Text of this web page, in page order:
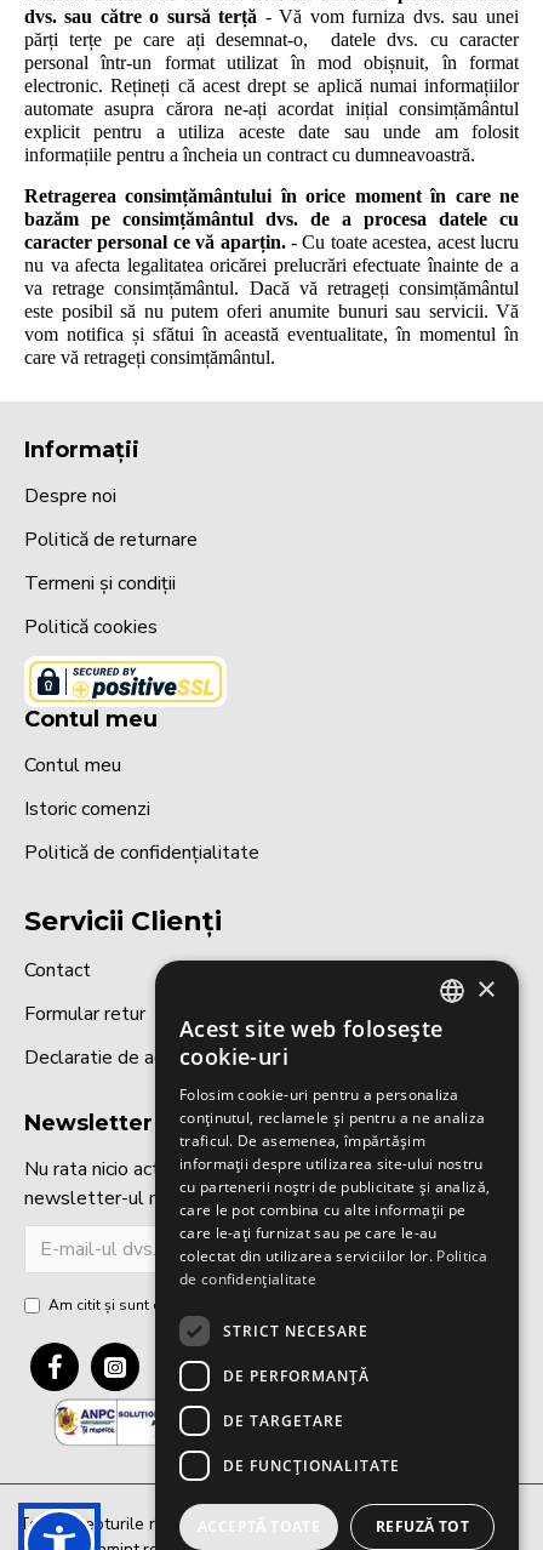
dvs. sau către o sursă terță - Vă vom furniza dvs. sau unei
părți terțe pe care ați desemnat-o, datele dvs. cu caracter
personal într-un format utilizat în mod obișnuit, în format
electronic. Rețineți că acest drept se aplică numai informațiilor
automate asupra cărora ne-ați acordat inițial consimțământul
explicit pentru a utiliza aceste date sau unde am folosit
informațiile pentru a încheia un contract cu dumneavoastră.
Retragerea consimțământului în orice moment în care ne
bazăm pe consimțământul dvs. de a procesa datele cu
caracter personal ce vă aparțin. - Cu toate acestea, acest lucru
nu va afecta legalitatea oricărei prelucrări efectuate înainte de a
va retrage consimțământul. Dacă vă retrageți consimțământul
este posibil să nu putem oferi anumite bunuri sau servicii. Vă
vom notifica și sfătui în această eventualitate, în momentul în
care vă retrageți consimțământul.
Informații
Despre noi
Politică de returnare
Termeni și condiții
Politică cookies
Contul meu
Contul meu
Istoric comenzi
Politică de confidențialitate
Servicii Clienți
Contact
Formular retur
Declaratie de accesibilitate
Newsletter
Nu rata nicio actualizare sau promoție abonându-te la
newsletter-ul nostru!
TRIMITE
Am citit şi sunt de acord cu
Toate drepturile rezervate
360WEB.RO - Creare
ROMANIAN
×
Acest site web folosește
cookie-uri
Folosim cookie-uri pentru a personaliza
conținutul, reclamele și pentru a ne analiza
traficul. De asemenea, împărtășim
informații despre utilizarea site-ului nostru
cu partenerii noștri de publicitate și analiză,
care le pot combina cu alte informații pe
care le-ați furnizat sau pe care le-au
colectat din utilizarea serviciilor lor. Politica
de confidențialitate
STRICT NECESARE
DE PERFORMANȚĂ
DE TARGETARE
DE FUNCŢIONALITATE
ACCEPTĂ TOATE REFUZĂ TOT